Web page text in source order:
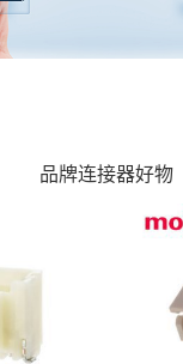
品牌连接器好物